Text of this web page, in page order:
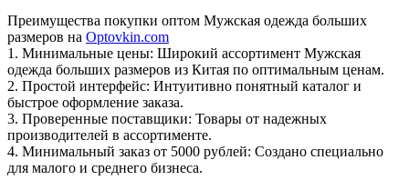
Преимущества покупки оптом Мужская одежда больших
размеров на Optovkin.com
1.⁠ ⁠Минимальные цены: Широкий ассортимент Мужская
одежда больших размеров из Китая по оптимальным ценам.
2.⁠ ⁠Простой интерфейс: Интуитивно понятный каталог и
быстрое оформление заказа.
3.⁠ ⁠Проверенные поставщики: Товары от надежных
производителей в ассортименте.
4.⁠ ⁠Минимальный заказ от 5000 рублей: Создано специально
для малого и среднего бизнеса.